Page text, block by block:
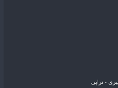
- تراپی